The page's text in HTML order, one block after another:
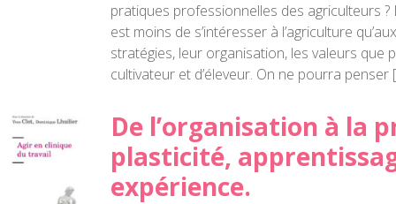
pratiques professionnelles des agriculteurs ?
est moins de s’intéresser à l’agriculture
stratégies, leur organisation, les valeurs que
cultivateur et d’éleveur. On ne pourra penser
De l’organisation à la
plasticité,
expérience.